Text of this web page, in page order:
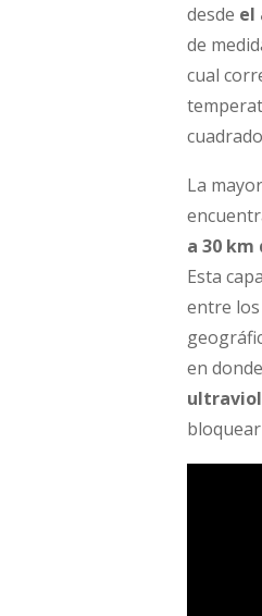
desde el
de
cual
La
a 30
Esta
entre los
en